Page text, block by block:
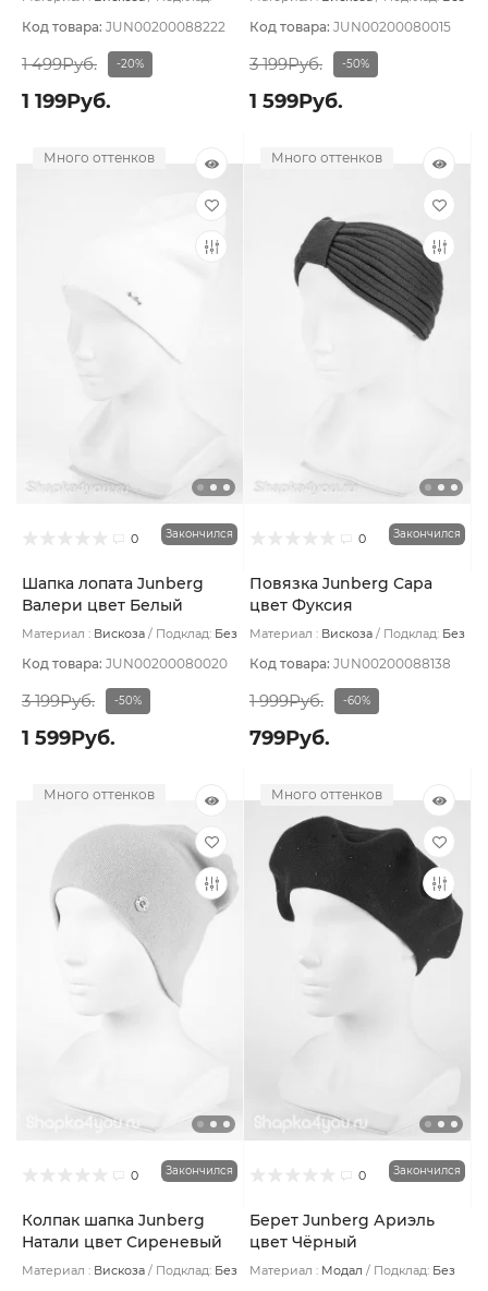
Код товара: JUN00200088222
1 499Руб. -20%
1 199Руб.
Код товара: JUN00200080015
3 199Руб. -50%
1 599Руб.
Много оттенков
0 Закончился
Шапка лопата Junberg
Валери цвет Белый
Материал : Вискоза Подклад: Без
Код товара: JUN00200080020
3 199Руб. -50%
1 599Руб.
Много оттенков
0 Закончился
Повязка Junberg Сара
цвет Фуксия
Материал : Вискоза Подклад: Без
Код товара: JUN00200088138
1 999Руб. -60%
799Руб.
Много оттенков
0 Закончился
Колпак шапка Junberg
Натали цвет Сиреневый
Материал : Вискоза Подклад: Без
Много оттенков
0 Закончился
Берет Junberg Ариэль
цвет Чёрный
Материал : Модал Подклад: Без